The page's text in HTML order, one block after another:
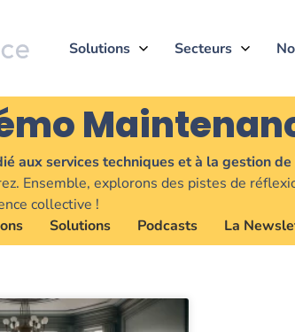
Solutions Secteurs
aux services techniques et à la gestion
Ensemble, explorons des pistes de
collective !
Solutions Podcasts La